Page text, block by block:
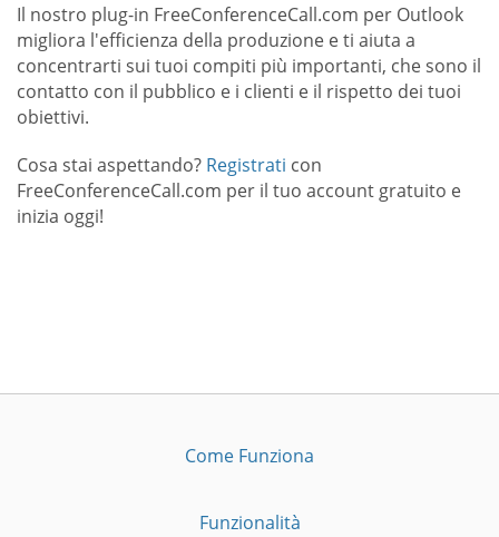
Il nostro plug-in FreeConferenceCall.com per Outlook
migliora l'efficienza della produzione e ti aiuta a
concentrarti sui tuoi compiti più importanti, che sono il
contatto con il pubblico e i clienti e il rispetto dei tuoi
obiettivi.
Cosa stai aspettando? Registrati con
FreeConferenceCall.com per il tuo account gratuito e
inizia oggi!
Come Funziona
Funzionalità